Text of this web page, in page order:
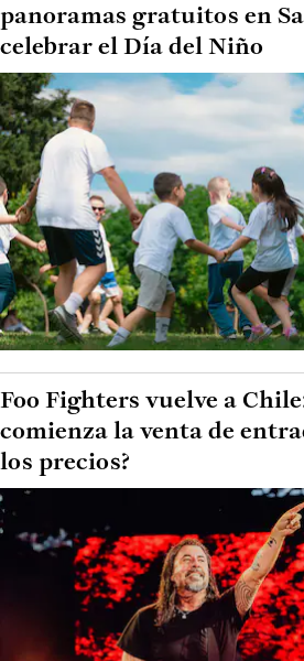
panoramas gratuitos en
celebrar el Día del Niño
Foo Fighters vuelve a
comienza la venta de
los precios?